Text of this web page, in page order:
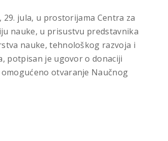
29. jula, u prostorijama Centra za
nauke, u prisustvu predstavnika
nauke, tehnološkog razvoja i
potpisan je ugovor o donaciji
otvaranje Naučnog